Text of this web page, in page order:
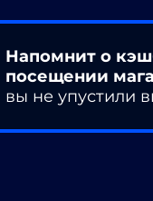
Напомнит о
посещении
вы не упустили